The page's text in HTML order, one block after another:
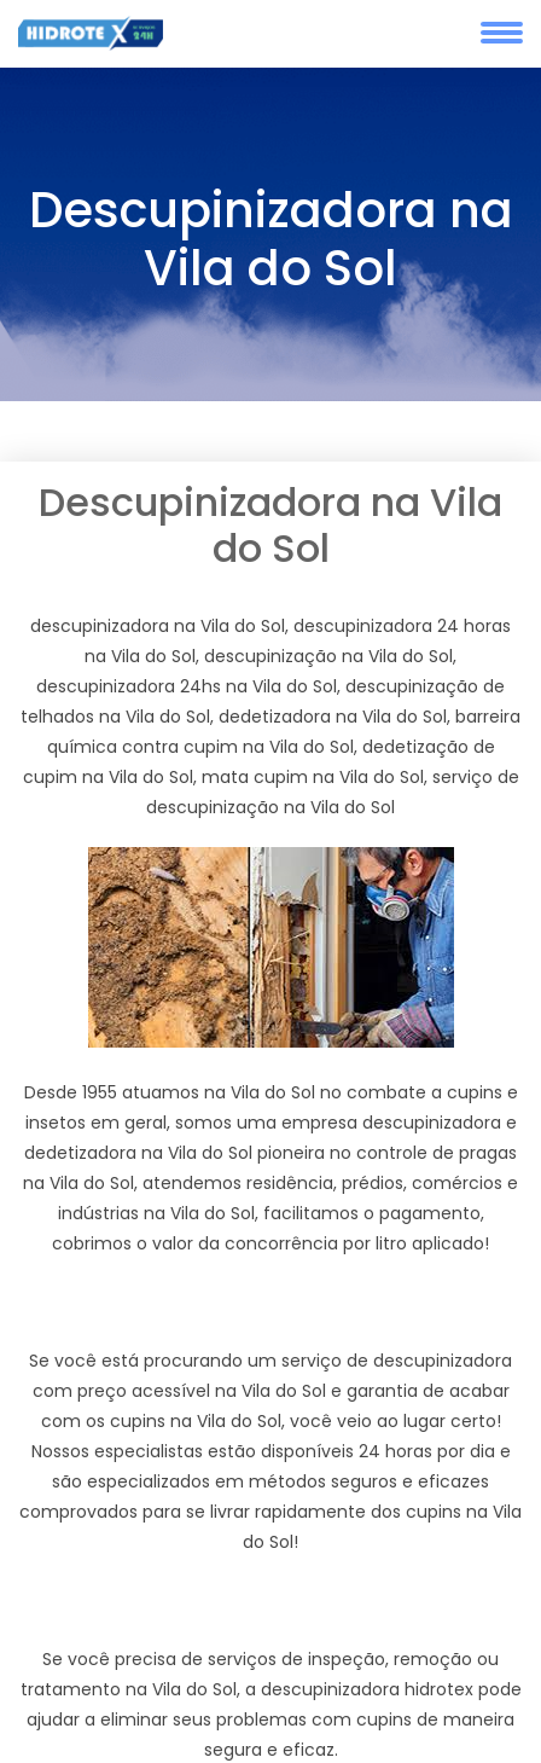
Descupinizadora na
Vila do Sol
Descupinizadora na Vila
do Sol
descupinizadora na Vila do Sol, descupinizadora 24 horas
na Vila do Sol, descupinização na Vila do Sol,
descupinizadora 24hs na Vila do Sol, descupinização de
telhados na Vila do Sol, dedetizadora na Vila do Sol, barreira
química contra cupim na Vila do Sol, dedetização de
cupim na Vila do Sol, mata cupim na Vila do Sol, serviço de
descupinização na Vila do Sol
Desde 1955 atuamos na Vila do Sol no combate a cupins e
insetos em geral, somos uma empresa descupinizadora e
dedetizadora na Vila do Sol pioneira no controle de pragas
na Vila do Sol, atendemos residência, prédios, comércios e
indústrias na Vila do Sol, facilitamos o pagamento,
cobrimos o valor da concorrência por litro aplicado!
Se você está procurando um serviço de descupinizadora
com preço acessível na Vila do Sol e garantia de acabar
com os cupins na Vila do Sol, você veio ao lugar certo!
Nossos especialistas estão disponíveis 24 horas por dia e
são especializados em métodos seguros e eficazes
comprovados para se livrar rapidamente dos cupins na Vila
do Sol!
Se você precisa de serviços de inspeção, remoção ou
tratamento na Vila do Sol, a descupinizadora hidrotex pode
ajudar a eliminar seus problemas com cupins de maneira
segura e eficaz.